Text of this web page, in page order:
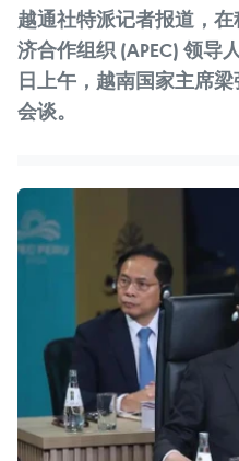
越通社特派记者报道，
济合作组织 (APEC) 领导
日上午，越南国家主席
会谈。